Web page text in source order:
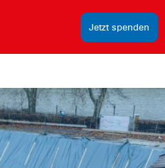
Jetzt spenden